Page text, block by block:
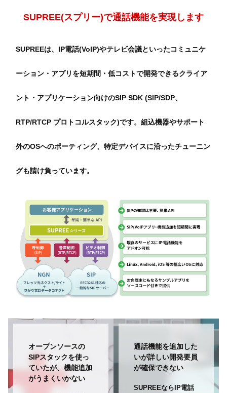
SUPREE(スプリー)で通話機能を実現します
SUPREEは、IP電話(VoIP)やテレビ会議といったコミュニケ
ーション・アプリを短期間・低コストで開発できるクライア
ント・アプリケーション向けのSIP SDK (SIP/SDP、
RTP/RTCP プロトコルスタック)です。組込機器やサポート
外のOSへのポーティング、特定デバイスに沿ったチューニン
グも請け負っています。
オープンソースの
SIPスタックを使っ
ていたが、機能追加
がうまくいかない
通話機能を追加した
いが詳しい開発要員
が確保できない
SUPREEならIP電話